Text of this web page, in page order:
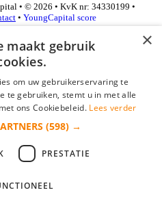
• © 2026 • KvK nr: 34330199 •
• YoungCapital score
×
maakt gebruik
om uw gebruikerservaring te
te gebruiken, stemt u in met alle
ons Cookiebeleid. Lees verder
(598) →
PRESTATIE